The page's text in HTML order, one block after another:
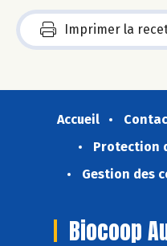
Imprimer la
Accueil
Protection
Gestion des
Biocoop